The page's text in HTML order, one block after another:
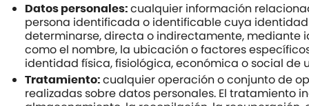
Datos personales: cualquier información
persona identificada o identificable cuya
determinarse, directa o indirectamente, mediante
como el nombre, la ubicación o factores
identidad física, fisiológica, económica o social de
Tratamiento: cualquier operación o conjunto de
realizadas sobre datos personales. El tratamiento